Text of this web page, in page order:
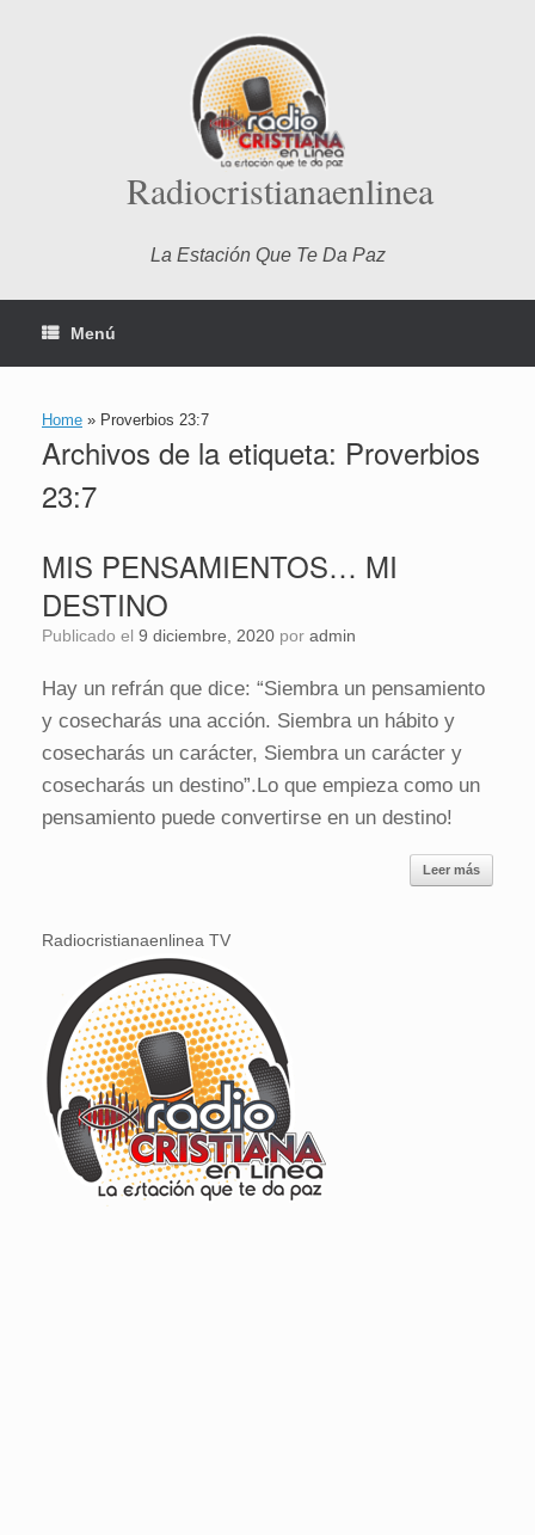
Radiocristianaenlinea
La Estación Que Te Da Paz
Menú
Home » Proverbios 23:7
Archivos de la etiqueta: Proverbios
23:7
MIS PENSAMIENTOS… MI
DESTINO
Publicado el 9 diciembre, 2020 por admin
Hay un refrán que dice: “Siembra un pensamiento
y cosecharás una acción. Siembra un hábito y
cosecharás un carácter, Siembra un carácter y
cosecharás un destino”.Lo que empieza como un
pensamiento puede convertirse en un destino!
Leer más
Radiocristianaenlinea TV